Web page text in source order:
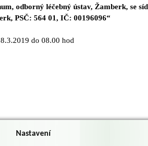
odborný léčebný ústav, Žamberk, se
PSČ: 564 01, IČ: 00196096“
do 08.00 hod
Nastavení